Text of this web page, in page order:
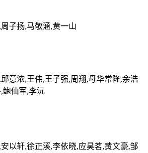
子扬,马敬涵,黄一山
意浓,王伟,王子强,周翔,母华常隆,余浩
鲍仙军,李沅
以轩,徐正溪,李依晓,应昊茗,黄文豪,邹